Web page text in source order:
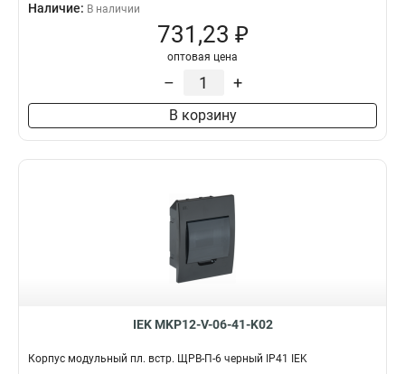
Наличие: В наличии
731,23 ₽
оптовая цена
– +
В корзину
IEK MKP12-V-06-41-K02
Корпус модульный пл. встр. ЩРВ-П-6 черный IP41 IEK